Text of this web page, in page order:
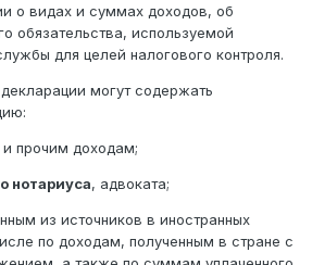
о видах и суммах доходов, об
обязательства, используемой
для целей налогового контроля.
могут содержать
прочим доходам;
нотариуса, адвоката;
из источников в иностранных
по доходам, полученным в стране с